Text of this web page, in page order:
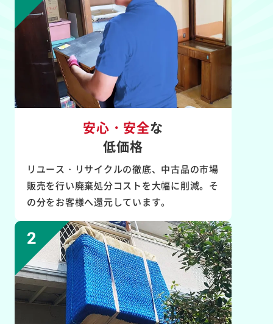
安心・安全な
低価格
リユース・リサイクルの徹底、中古品の市場
販売を行い廃棄処分コストを大幅に削減。そ
の分をお客様へ還元しています。